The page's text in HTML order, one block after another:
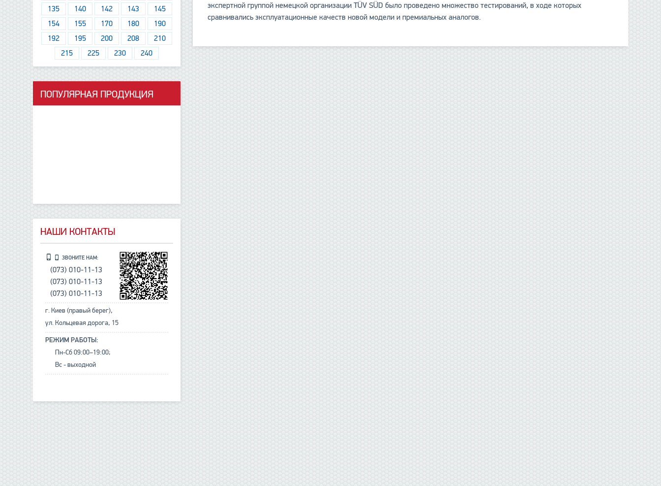
экспертной группой немецкой организации TÜV SÜD было проведено множество тестирований, в ходе которых
сравнивались эксплуатационные качеств новой модели и премиальных аналогов.
135
140 142 143
145
154
155 170 180
190
192
195 200 208
210
215
225 230 240
ПОПУЛЯРНАЯ ПРОДУКЦИЯ
данные отсутствуют
НАШИ КОНТАКТЫ
ЗВОНИТЕ НАМ:
(073) 010-11-13
(073) 010-11-13
(073) 010-11-13
г. Киев (правый берег),
ул. Кольцевая дорога, 15
РЕЖИМ РАБОТЫ:
Пн-Сб 09:00–19:00;
Вс - выходной